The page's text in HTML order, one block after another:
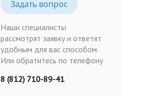
Задать вопрос
Наши специалисты
рассмотрят заявку и ответят
удобным для вас способом.
Или обратитесь по телефону
8 (812) 710-89-41